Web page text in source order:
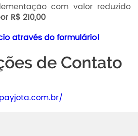
com valor reduzido
R$ 210,00
através do formulário!
de Contato